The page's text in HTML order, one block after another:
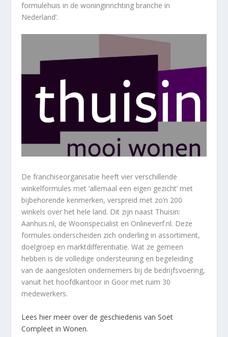
formulehuis in de woninginrichting branche in
Nederland’.
De franchiseorganisatie heeft vier verschillende
winkelformules met ‘allemaal een eigen gezicht’ met
bijbehorende kenmerken, verspreid met zo’n 200
winkels over het hele land. Dit zijn naast Thuisin:
Aanhuis.nl, de Woonspecialist en Onlineverf.nl. Deze
formules onderscheiden zich onderling in assortiment,
doelgroep en marktdifferentiatie. Wat ze gemeen
hebben is de volledige ondersteuning en begeleiding
van de aangesloten ondernemers bij de bedrijfsvoering,
vanuit het hoofdkantoor in Goor met ruim 30
medewerkers.
Lees hier meer over de geschiedenis van Soet
Compleet in Wonen.